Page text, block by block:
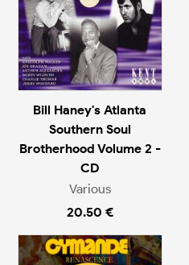
Bill Haney's Atlanta
Southern Soul
Brotherhood Volume 2 -
CD
Various
20.50 €